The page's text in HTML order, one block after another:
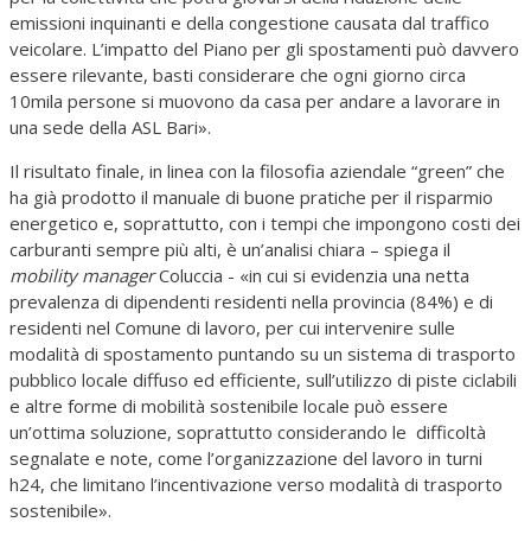
emissioni inquinanti e della congestione causata dal traffico
veicolare. L’impatto del Piano per gli spostamenti può davvero
essere rilevante, basti considerare che ogni giorno circa
10mila persone si muovono da casa per andare a lavorare in
una sede della ASL Bari».
Il risultato finale, in linea con la filosofia aziendale “green” che
ha già prodotto il manuale di buone pratiche per il risparmio
energetico e, soprattutto, con i tempi che impongono costi dei
carburanti sempre più alti, è un’analisi chiara – spiega il
mobility managerColuccia - «in cui si evidenzia una netta
prevalenza di dipendenti residenti nella provincia (84%) e di
residenti nel Comune di lavoro, per cui intervenire sulle
modalità di spostamento puntando su un sistema di trasporto
pubblico locale diffuso ed efficiente, sull’utilizzo di piste ciclabili
e altre forme di mobilità sostenibile locale può essere
un’ottima soluzione, soprattutto considerando le difficoltà
segnalate e note, come l’organizzazione del lavoro in turni
h24, che limitano l’incentivazione verso modalità di trasporto
sostenibile».